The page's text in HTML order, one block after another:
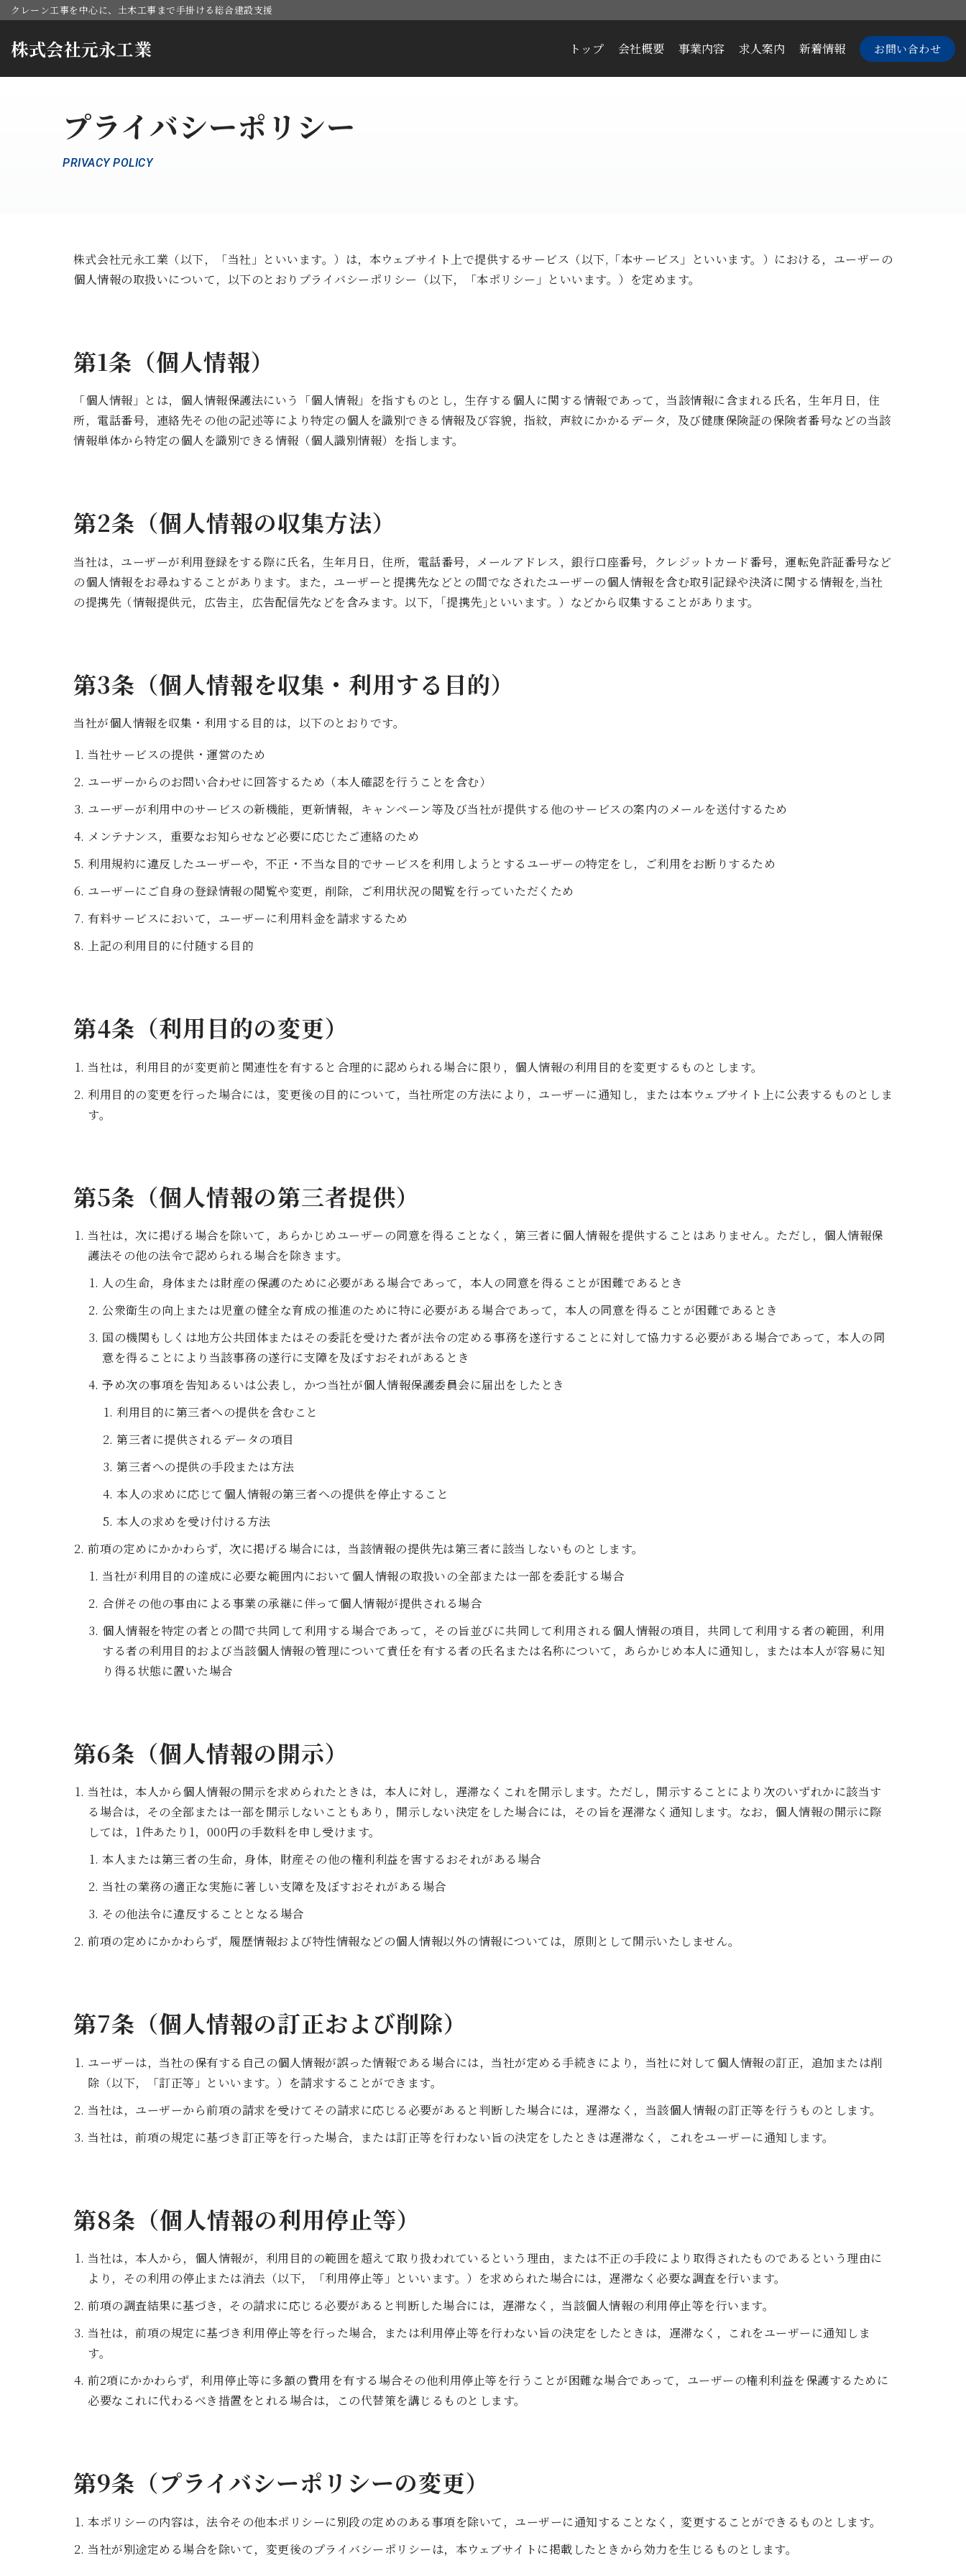
コ
ン
テ
クレーン工事を中心に、土木工事まで手掛ける総合建設支援
株式会社元永工業 トップ 会社概要 事業内容 求人案内 新着情報 お問い合わせ
プライバシーポリシー
PRIVACY POLICY
株式会社元永工業（以下，「当社」といいます。）は，本ウェブサイト上で提供するサービス（以下,「本サービス」といいます。）における，ユーザーの
個人情報の取扱いについて，以下のとおりプライバシーポリシー（以下，「本ポリシー」といいます。）を定めます。
第1条（個人情報）
「個人情報」とは，個人情報保護法にいう「個人情報」を指すものとし，生存する個人に関する情報であって，当該情報に含まれる氏名，生年月日，住
所，電話番号，連絡先その他の記述等により特定の個人を識別できる情報及び容貌，指紋，声紋にかかるデータ，及び健康保険証の保険者番号などの当該
情報単体から特定の個人を識別できる情報（個人識別情報）を指します。
第2条（個人情報の収集方法）
当社は，ユーザーが利用登録をする際に氏名，生年月日，住所，電話番号，メールアドレス，銀行口座番号，クレジットカード番号，運転免許証番号など
の個人情報をお尋ねすることがあります。また，ユーザーと提携先などとの間でなされたユーザーの個人情報を含む取引記録や決済に関する情報を,当社
の提携先（情報提供元，広告主，広告配信先などを含みます。以下，｢提携先｣といいます。）などから収集することがあります。
第3条（個人情報を収集・利用する目的）
当社が個人情報を収集・利用する目的は，以下のとおりです。
当社サービスの提供・運営のため
ユーザーからのお問い合わせに回答するため（本人確認を行うことを含む）
ユーザーが利用中のサービスの新機能，更新情報，キャンペーン等及び当社が提供する他のサービスの案内のメールを送付するため
メンテナンス，重要なお知らせなど必要に応じたご連絡のため
利用規約に違反したユーザーや，不正・不当な目的でサービスを利用しようとするユーザーの特定をし，ご利用をお断りするため
ユーザーにご自身の登録情報の閲覧や変更，削除，ご利用状況の閲覧を行っていただくため
有料サービスにおいて，ユーザーに利用料金を請求するため
上記の利用目的に付随する目的
第4条（利用目的の変更）
当社は，利用目的が変更前と関連性を有すると合理的に認められる場合に限り，個人情報の利用目的を変更するものとします。
利用目的の変更を行った場合には，変更後の目的について，当社所定の方法により，ユーザーに通知し，または本ウェブサイト上に公表するものとしま
す。
第5条（個人情報の第三者提供）
当社は，次に掲げる場合を除いて，あらかじめユーザーの同意を得ることなく，第三者に個人情報を提供することはありません。ただし，個人情報保
護法その他の法令で認められる場合を除きます。
人の生命，身体または財産の保護のために必要がある場合であって，本人の同意を得ることが困難であるとき
公衆衛生の向上または児童の健全な育成の推進のために特に必要がある場合であって，本人の同意を得ることが困難であるとき
国の機関もしくは地方公共団体またはその委託を受けた者が法令の定める事務を遂行することに対して協力する必要がある場合であって，本人の同
意を得ることにより当該事務の遂行に支障を及ぼすおそれがあるとき
予め次の事項を告知あるいは公表し，かつ当社が個人情報保護委員会に届出をしたとき
利用目的に第三者への提供を含むこと
第三者に提供されるデータの項目
第三者への提供の手段または方法
本人の求めに応じて個人情報の第三者への提供を停止すること
本人の求めを受け付ける方法
前項の定めにかかわらず，次に掲げる場合には，当該情報の提供先は第三者に該当しないものとします。
当社が利用目的の達成に必要な範囲内において個人情報の取扱いの全部または一部を委託する場合
合併その他の事由による事業の承継に伴って個人情報が提供される場合
個人情報を特定の者との間で共同して利用する場合であって，その旨並びに共同して利用される個人情報の項目，共同して利用する者の範囲，利用
する者の利用目的および当該個人情報の管理について責任を有する者の氏名または名称について，あらかじめ本人に通知し，または本人が容易に知
り得る状態に置いた場合
第6条（個人情報の開示）
当社は，本人から個人情報の開示を求められたときは，本人に対し，遅滞なくこれを開示します。ただし，開示することにより次のいずれかに該当す
る場合は，その全部または一部を開示しないこともあり，開示しない決定をした場合には，その旨を遅滞なく通知します。なお，個人情報の開示に際
しては，1件あたり1，000円の手数料を申し受けます。
本人または第三者の生命，身体，財産その他の権利利益を害するおそれがある場合
当社の業務の適正な実施に著しい支障を及ぼすおそれがある場合
その他法令に違反することとなる場合
前項の定めにかかわらず，履歴情報および特性情報などの個人情報以外の情報については，原則として開示いたしません。
第7条（個人情報の訂正および削除）
ユーザーは，当社の保有する自己の個人情報が誤った情報である場合には，当社が定める手続きにより，当社に対して個人情報の訂正，追加または削
除（以下，「訂正等」といいます。）を請求することができます。
当社は，ユーザーから前項の請求を受けてその請求に応じる必要があると判断した場合には，遅滞なく，当該個人情報の訂正等を行うものとします。
当社は，前項の規定に基づき訂正等を行った場合，または訂正等を行わない旨の決定をしたときは遅滞なく，これをユーザーに通知します。
第8条（個人情報の利用停止等）
当社は，本人から，個人情報が，利用目的の範囲を超えて取り扱われているという理由，または不正の手段により取得されたものであるという理由に
より，その利用の停止または消去（以下，「利用停止等」といいます。）を求められた場合には，遅滞なく必要な調査を行います。
前項の調査結果に基づき，その請求に応じる必要があると判断した場合には，遅滞なく，当該個人情報の利用停止等を行います。
当社は，前項の規定に基づき利用停止等を行った場合，または利用停止等を行わない旨の決定をしたときは，遅滞なく，これをユーザーに通知しま
す。
前2項にかかわらず，利用停止等に多額の費用を有する場合その他利用停止等を行うことが困難な場合であって，ユーザーの権利利益を保護するために
必要なこれに代わるべき措置をとれる場合は，この代替策を講じるものとします。
第9条（プライバシーポリシーの変更）
本ポリシーの内容は，法令その他本ポリシーに別段の定めのある事項を除いて，ユーザーに通知することなく，変更することができるものとします。
当社が別途定める場合を除いて，変更後のプライバシーポリシーは，本ウェブサイトに掲載したときから効力を生じるものとします。